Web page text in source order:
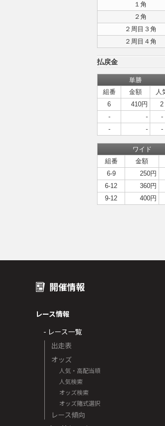
１角
２角
２周目３角
２周目４角
払戻金
単勝
組番
金額 人
6
410円 2
-
- -
-
- -
ワイド
組番
金額
6-9
250円
6-12
360円
9-12
400円
開催情報
レース情報
- レース一覧
出走表
オッズ
人気・高配当順
人気検索
オッズ検索
オッズ賭式選択
レース傾向